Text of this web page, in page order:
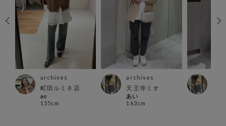
archives
町田ルミネ店
ao
155cm
archives
天王寺ミオ
あい
163cm